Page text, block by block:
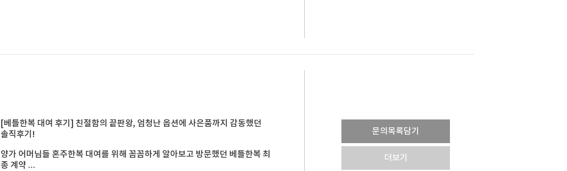
[베틀한복 대여 후기] 친절함의 끝판왕, 엄청난 옵션에 사은품까지 감동했던
솔직후기!
양가 어머님들 혼주한복 대여를 위해 꼼꼼하게 알아보고 방문했던 베틀한복 최
종 계약 ...
문의목록담기
더보기